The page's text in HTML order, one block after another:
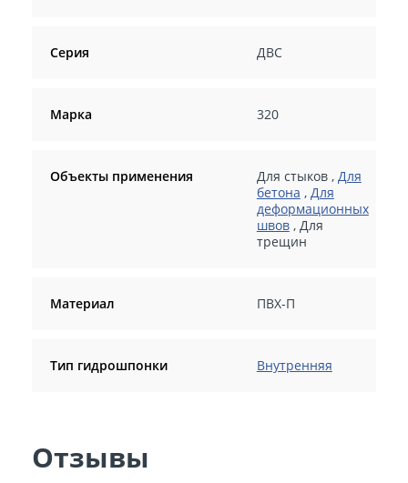
Серия ДВС
Марка 320
Объекты применения Для стыков, Для
бетона , Для
деформационных
швов, Для
трещин
Материал ПВХ-П
Тип гидрошпонки Внутренняя
Отзывы